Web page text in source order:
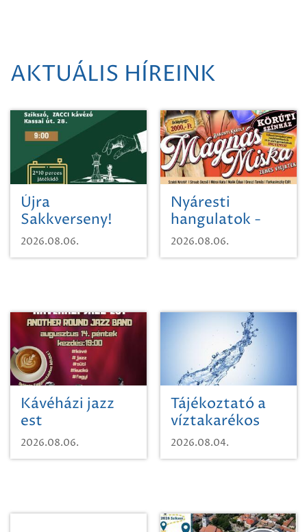
AKTUÁLIS HÍREINK
Újra
Sakkverseny!
2026.08.06.
Nyáresti
hangulatok -
Mágnás Miska
2026.08.06.
Kávéházi jazz
est
2026.08.06.
Tájékoztató a
víztakarékos
vízhasználatról
2026.08.04.